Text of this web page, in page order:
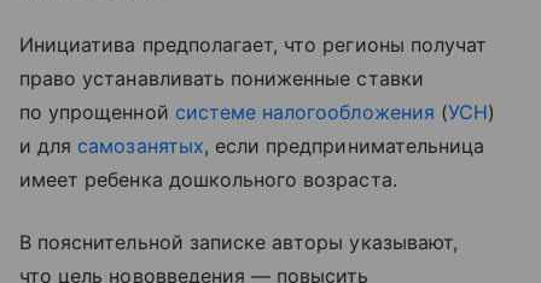
Инициатива предполагает, что регионы получат
право устанавливать пониженные ставки
по упрощенной системе налогообложения (УСН)
и для самозанятых, если предпринимательница
имеет ребенка дошкольного возраста.
В пояснительной записке авторы указывают,
что цель нововведения — повысить